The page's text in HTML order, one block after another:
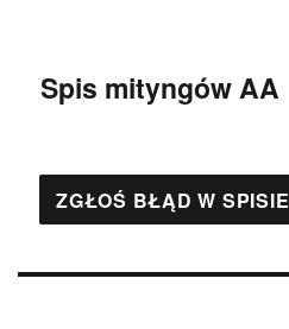
Spis mityngów AA
ZGŁOŚ BŁĄD W SPISIE